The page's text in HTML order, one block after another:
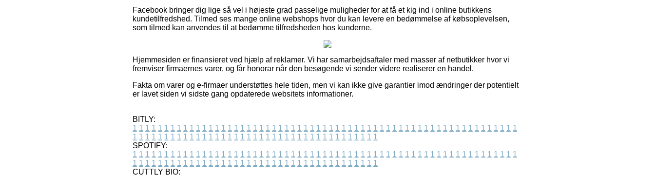
Facebook bringer dig lige så vel i højeste grad passelige muligheder for at få et kig ind i online butikkens
kundetilfredshed. Tilmed ses mange online webshops hvor du kan levere en bedømmelse af købsoplevelsen,
som tilmed kan anvendes til at bedømme tilfredsheden hos kunderne.
Hjemmesiden er finansieret ved hjælp af reklamer. Vi har samarbejdsaftaler med masser af netbutikker hvor vi
fremviser firmaernes varer, og får honorar når den besøgende vi sender videre realiserer en handel.
Fakta om varer og e-firmaer understøttes hele tiden, men vi kan ikke give garantier imod ændringer der potentielt
er lavet siden vi sidste gang opdaterede websitets informationer.
BITLY:
1 1 1 1 1 1 1 1 1 1 1 1 1 1 1 1 1 1 1 1 1 1 1 1 1 1 1 1 1 1 1 1 1 1 1 1 1 1 1 1 1 1 1 1 1 1 1 1 1 1 1 1 1 1 1 1 1 1 1 1 1
1 1 1 1 1 1 1 1 1 1 1 1 1 1 1 1 1 1 1 1 1 1 1 1 1 1 1 1 1 1 1 1 1 1 1 1 1 1 1
SPOTIFY:
1 1 1 1 1 1 1 1 1 1 1 1 1 1 1 1 1 1 1 1 1 1 1 1 1 1 1 1 1 1 1 1 1 1 1 1 1 1 1 1 1 1 1 1 1 1 1 1 1 1 1 1 1 1 1 1 1 1 1 1 1
1 1 1 1 1 1 1 1 1 1 1 1 1 1 1 1 1 1 1 1 1 1 1 1 1 1 1 1 1 1 1 1 1 1 1 1 1 1 1
CUTTLY BIO: